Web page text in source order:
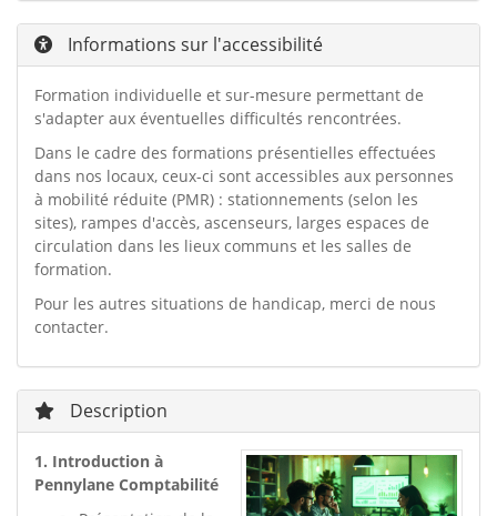
Informations sur l'accessibilité
Formation individuelle et sur-mesure permettant de
s'adapter aux éventuelles difficultés rencontrées.
Dans le cadre des formations présentielles effectuées
dans nos locaux, ceux-ci sont accessibles aux personnes
à mobilité réduite (PMR) : stationnements (selon les
sites), rampes d'accès, ascenseurs, larges espaces de
circulation dans les lieux communs et les salles de
formation.
Pour les autres situations de handicap, merci de nous
contacter.
Description
1. Introduction à
Pennylane Comptabilité